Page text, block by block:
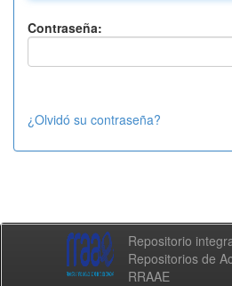
Contraseña:
¿Olvidó su contraseña?
Repositorio
Repositorios de
RRAAE